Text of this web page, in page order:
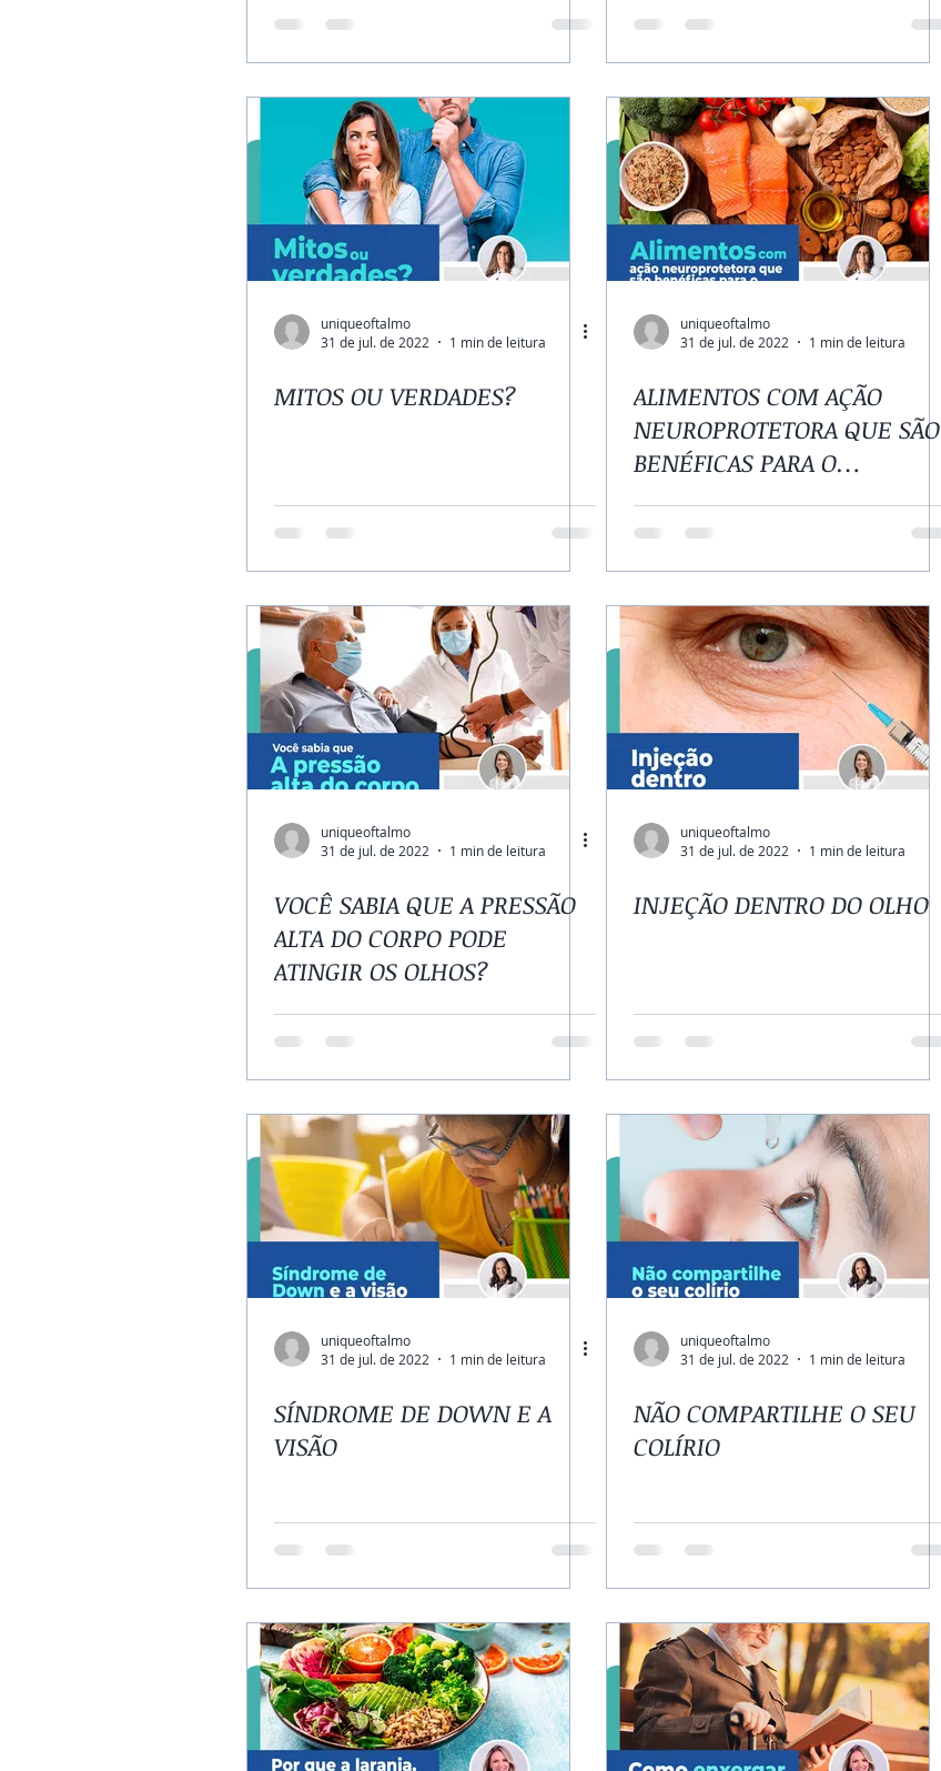
uniqueoftalmo
31 de jul. de 2022
1 min de leitura
MITOS OU VERDADES?
uniqueoftalmo
31 de jul. de 2022
1 min de leitura
ALIMENTOS COM AÇÃO
NEUROPROTETORA QUE SÃO
BENÉFICAS PARA O
uniqueoftalmo
31 de jul. de 2022
1 min de leitura
VOCÊ SABIA QUE A PRESSÃO
ALTA DO CORPO PODE
ATINGIR OS OLHOS?
uniqueoftalmo
31 de jul. de 2022
1 min de leitura
INJEÇÃO DENTRO DO OLHO
uniqueoftalmo
31 de jul. de 2022
1 min de leitura
SÍNDROME DE DOWN E A
VISÃO
uniqueoftalmo
31 de jul. de 2022
1 min de leitura
NÃO COMPARTILHE O SEU
COLÍRIO